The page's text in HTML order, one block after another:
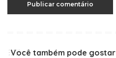
Você também pode gostar